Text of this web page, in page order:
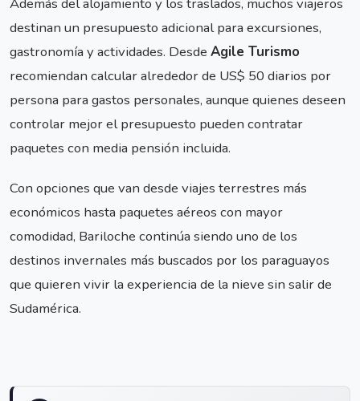
Además del alojamiento y los traslados, muchos viajeros
destinan un presupuesto adicional para excursiones,
gastronomía y actividades. Desde Agile Turismo
recomiendan calcular alrededor de US$ 50 diarios por
persona para gastos personales, aunque quienes deseen
controlar mejor el presupuesto pueden contratar
paquetes con media pensión incluida.
Con opciones que van desde viajes terrestres más
económicos hasta paquetes aéreos con mayor
comodidad, Bariloche continúa siendo uno de los
destinos invernales más buscados por los paraguayos
que quieren vivir la experiencia de la nieve sin salir de
Sudamérica.